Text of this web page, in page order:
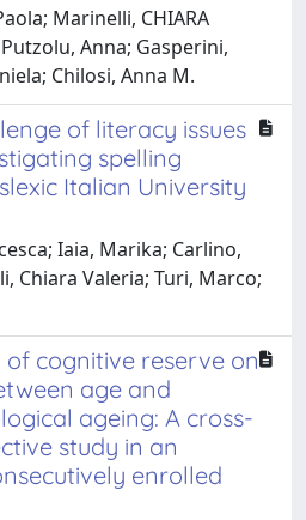
Marinelli, CHIARA
Anna; Gasperini,
Chilosi, Anna M.
of literacy issues
spelling
Italian University
Iaia, Marika; Carlino,
Chiara Valeria; Turi, Marco;
cognitive reserve on
age and
ageing: A cross-
study in an
enrolled